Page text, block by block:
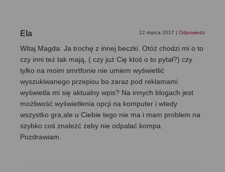
Ela 12 marca 2017 | Odpowiedz
Witaj Magda. Ja trochę z innej beczki. Otóż chodzi mi o to
czy inni też tak mają, ( czy już Cię ktoś o to pytał?) czy
tylko na moim smrtfonie nie umiem wyświetlić
wyszukiwanego przepisu bo zaraz pod reklamami
wyświetla mi się aktualny wpis? Na innych blogach jest
możliwość wyświetlenia opcji na komputer i wtedy
wszystko gra,ale u Ciebie tego nie ma i mam problem na
szybko coś znależć żeby nie odpalać kompa.
Pozdrawiam.